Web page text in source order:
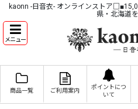
kaonn -日音衣- オンラインストア
県・北海道
メニュー
商品一覧 ご利用案内
ポイントにつ
いて